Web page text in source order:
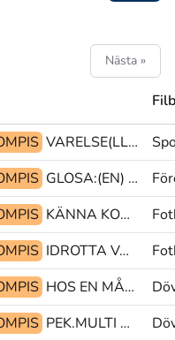
Nästa »
VARELSE(LL)+BEFINNA@p SÅ-ATT-SÄGA JA@ub
GLOSA:(EN) GILLA-INTE@rd FÖRFLYTTA-HIT(L)
KÄNNA KONSTIG.GRAD MÅLVAKT
IDROTTA VÄXA-UPP FÖLJAS-ÅT
HOS EN MÅNAD(J)
PEK.MULTI BO PRO1